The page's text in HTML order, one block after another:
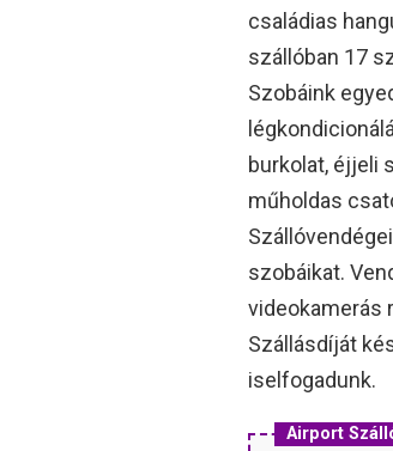
családias
szállóban 17
Szobáink
burkolat, éjjeli
műholdas
szobáikat.
videokamerás
Szállásdíját
iselfogadunk.
Airport